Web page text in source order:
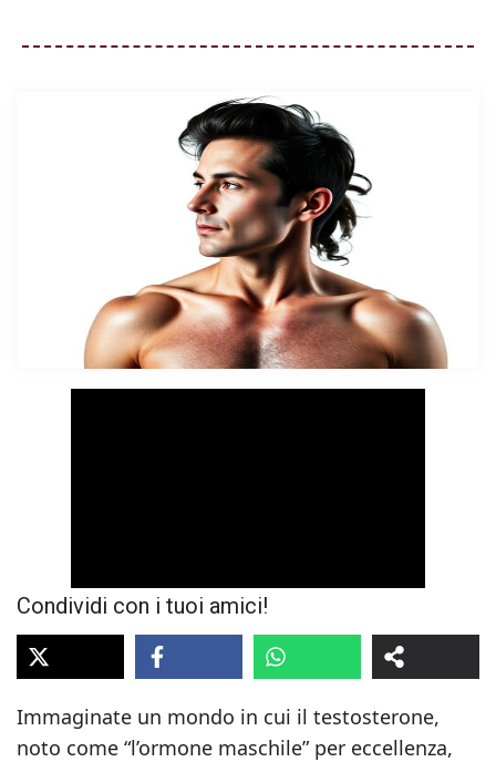
Condividi con i tuoi amici!
Immaginate un mondo in cui il testosterone,
noto come “l’ormone maschile” per eccellenza,